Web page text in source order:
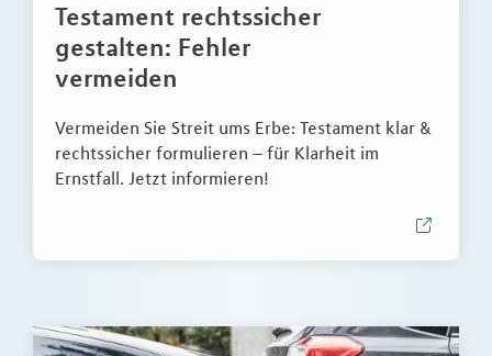
Testament rechtssicher
gestalten: Fehler
vermeiden
Vermeiden Sie Streit ums Erbe: Testament klar &
rechtssicher formulieren – für Klarheit im
Ernstfall. Jetzt informieren!